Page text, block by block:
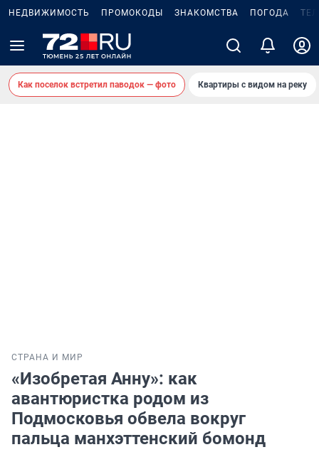
НЕДВИЖИМОСТЬ ПРОМОКОДЫ ЗНАКОМСТВА ПОГОДА
Как поселок встретил паводок — фото Квартиры с видом на реку
СТРАНА И МИР
«Изобретая Анну»: как
авантюристка родом из
Подмосковья обвела вокруг
пальца манхэттенский бомонд